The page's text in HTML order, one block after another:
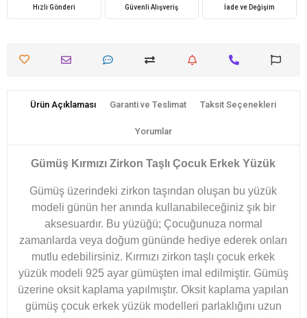
Hızlı Gönderi Güvenli Alışveriş İade ve Değişim
Ürün Açıklaması Garanti ve Teslimat Taksit Seçenekleri
Yorumlar
Gümüş Kırmızı Zirkon Taşlı Çocuk Erkek Yüzük
Gümüş üzerindeki zirkon taşından oluşan bu yüzük
modeli günün her anında kullanabileceğiniz şık bir
aksesuardır. Bu yüzüğü; Çocuğunuza normal
zamanlarda veya doğum gününde hediye ederek onları
mutlu edebilirsiniz. Kırmızı zirkon taşlı çocuk erkek
yüzük modeli 925 ayar gümüşten imal edilmiştir. Gümüş
üzerine oksit kaplama yapılmıştır. Oksit kaplama yapılan
gümüş çocuk erkek yüzük modelleri parlaklığını uzun